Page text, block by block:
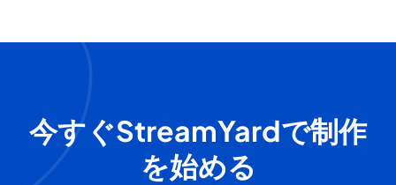
今すぐStreamYardで制作
を始める